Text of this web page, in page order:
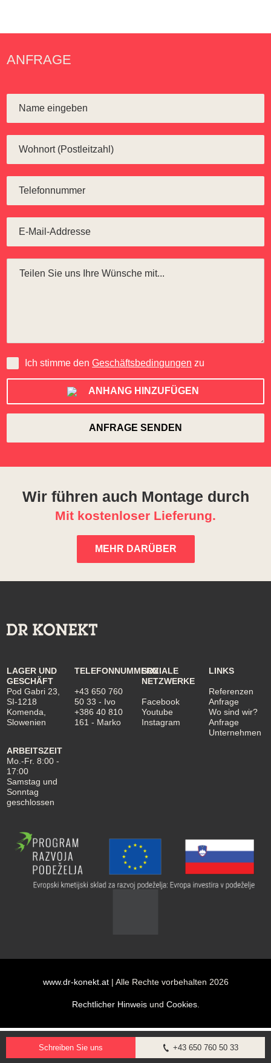
ANFRAGE
Ich stimme denGeschäftsbedingungen zu
ANHANG HINZUFÜGEN
Wir führen auch Montage durch
Mit kostenloser Lieferung.
MEHR DARÜBER
LAGER UND
GESCHÄFT
Pod Gabri 23,
SI-1218
Komenda,
Slowenien
ARBEITSZEIT
Mo.-Fr. 8:00 -
17:00
Samstag und
Sonntag
geschlossen
TELEFONNUMMERN
+43 650 760
50 33 - Ivo
+386 40 810
161 - Marko
SOZIALE
NETZWERKE
Facebook
Youtube
Instagram
LINKS
Referenzen
Anfrage
Wo sind wir?
Anfrage
Unternehmen
www.dr-konekt.at| Alle Rechte vorbehalten 2026
Rechtlicher Hinweisund Cookies.
Schreiben Sie uns +43 650 760 50 33